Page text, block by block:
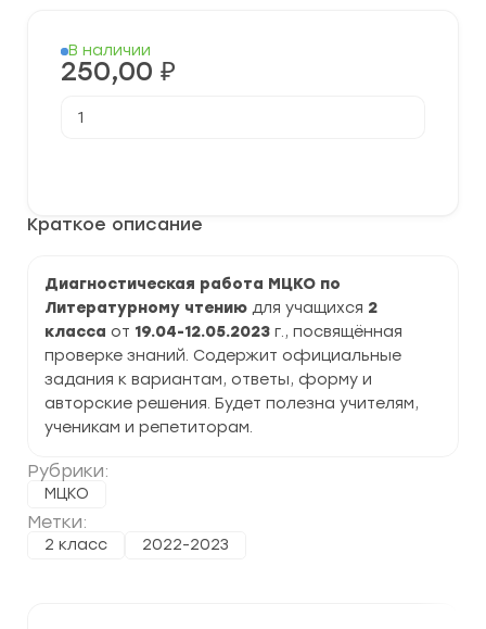
Краткое описание
Диагностическая работа МЦКО по
Литературному чтению для учащихся 2
класса от 19.04-12.05.2023 г., посвящённая
проверке знаний. Содержит официальные
задания к вариантам, ответы, форму и
авторские решения. Будет полезна учителям,
ученикам и репетиторам.
Рубрики:
МЦКО
Метки:
2 класс 2022-2023
В наличии
250,00 ₽
товара
МЦКО
чтению
2
класс